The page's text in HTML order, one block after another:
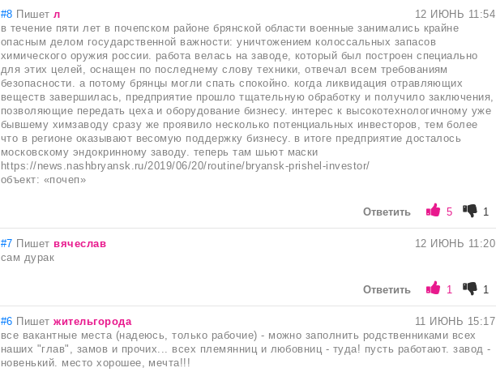
#8 Пишетл
12 ИЮНЬ 11:54
в течение пяти лет в почепском районе брянской области военные занимались крайне
опасным делом государственной важности: уничтожением колоссальных запасов
химического оружия россии. работа велась на заводе, который был построен специально
для этих целей, оснащен по последнему слову техники, отвечал всем требованиям
безопасности. а потому брянцы могли спать спокойно. когда ликвидация отравляющих
веществ завершилась, предприятие прошло тщательную обработку и получило заключения,
позволяющие передать цеха и оборудование бизнесу. интерес к высокотехнологичному уже
бывшему химзаводу сразу же проявило несколько потенциальных инвесторов, тем более
что в регионе оказывают весомую поддержку бизнесу. в итоге предприятие досталось
московскому эндокринному заводу. теперь там шьют маски
https://news.nashbryansk.ru/2019/06/20/routine/bryansk-prishel-investor/
объект: «почеп»
Ответить 5 1
#7 Пишет вячеслав
12 ИЮНЬ 11:20
сам дурак
Ответить 1 1
#6 Пишетжительгорода
11 ИЮНЬ 15:17
все вакантные места (надеюсь, только рабочие) - можно заполнить родственниками всех
наших "глав", замов и прочих... всех племянниц и любовниц - туда! пусть работают. завод -
новенький. место хорошее, мечта!!!